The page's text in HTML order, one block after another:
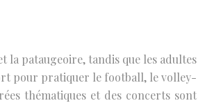
la pataugeoire, tandis que les adultes
pour pratiquer le football, le volley-
thématiques et des concerts sont